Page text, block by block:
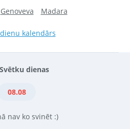
Genoveva Madara
kalendārs
Svētku dienas
08.08
nav ko svinēt :)